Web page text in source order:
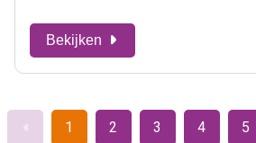
Bekijken
1 2 3 4 5